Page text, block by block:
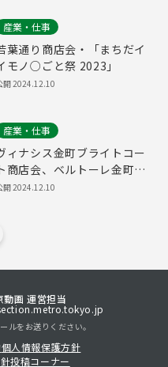
産業・仕事
葉通り商店会・「まちだイ
モノ○ごと祭 2023」
開2024.12.10
産業・仕事
ィナシス金町ブライトコー
商店会、ベルトーレ金町商
会・「金町フェスタ～ハロ
開2024.12.10
動画 運営担当
をお送りください。
個人情報保護方針
投稿コーナー